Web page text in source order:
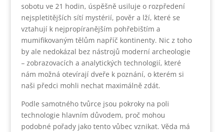
sobotu ve 21 hodin, úspěšně usiluje o rozpředení
nejspletitějších sítí mystérií, pověr a lží, které se
vztahují k nejpropíranějším pohřebištím a
mumifikovaným tělům napříč kontinenty. Nic z toho
by ale nedokázal bez nástrojů moderní archeologie
– zobrazovacích a analytických technologií, které
nám možná otevírají dveře k poznání, o kterém si
naši předci mohli nechat maximálně zdát.
Podle samotného tvůrce jsou pokroky na poli
technologie hlavním důvodem, proč mohou
podobné pořady jako tento vůbec vznikat. Věda má